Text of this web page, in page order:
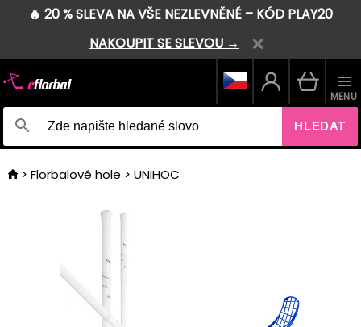
🔥 20 % SLEVA NA VŠE NEZLEVNĚNÉ – KÓD PLAY20
NAKOUPIT SE SLEVOU →
HLEDAT
MENU
Florbalové hole UNIHOC